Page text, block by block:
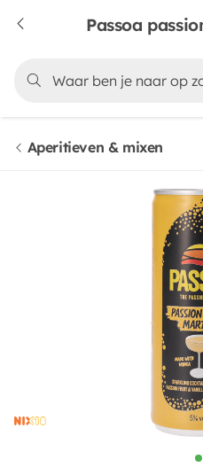
Passoa
Aperitieven & mixen